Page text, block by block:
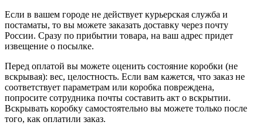
Если в вашем городе не действует курьерская служба и
постаматы, то вы можете заказать доставку через почту
России. Сразу по прибытии товара, на ваш адрес придет
извещение о посылке.
Перед оплатой вы можете оценить состояние коробки (не
вскрывая): вес, целостность. Если вам кажется, что заказ не
соответствует параметрам или коробка повреждена,
попросите сотрудника почты составить акт о вскрытии.
Вскрывать коробку самостоятельно вы можете только после
того, как оплатили заказ.